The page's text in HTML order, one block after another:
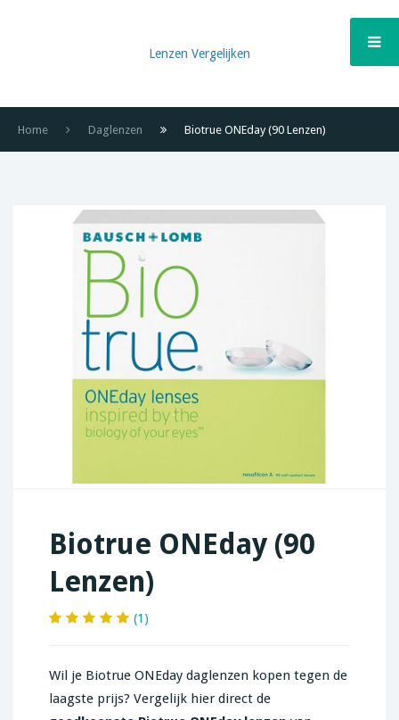
Lenzen Vergelijken
Home Daglenzen Biotrue ONEday (90 Lenzen)
Biotrue ONEday (90
Lenzen)
(1)
Wil je Biotrue ONEday daglenzen kopen tegen de
laagste prijs? Vergelijk hier direct de